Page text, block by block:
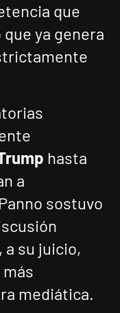
que
ya genera
hasta
a
sostuvo
a su juicio,
mediática.